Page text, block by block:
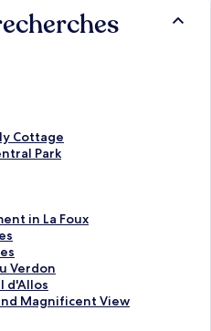
Cottage
Park
in La Foux
Verdon
d'Allos
Magnificent View